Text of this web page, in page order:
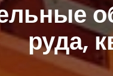
руда,